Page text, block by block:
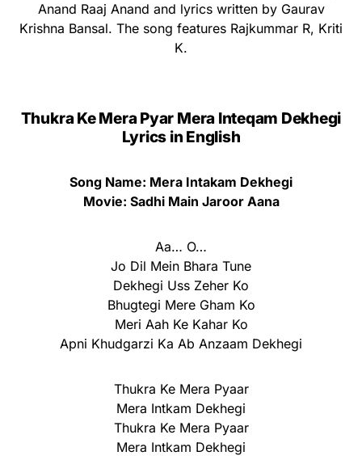
Anand Raaj Anand and lyrics written by Gaurav
Krishna Bansal. The song features Rajkummar R, Kriti
K.
Thukra Ke Mera Pyar Mera Inteqam Dekhegi
Lyrics in English
Song Name: Mera Intakam Dekhegi
Movie: Sadhi Main Jaroor Aana
Aa… O…
Jo Dil Mein Bhara Tune
Dekhegi Uss Zeher Ko
Bhugtegi Mere Gham Ko
Meri Aah Ke Kahar Ko
Apni Khudgarzi Ka Ab Anzaam Dekhegi
Thukra Ke Mera Pyaar
Mera Intkam Dekhegi
Thukra Ke Mera Pyaar
Mera Intkam Dekhegi